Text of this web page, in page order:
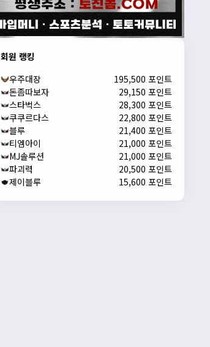
회원 랭킹
우주대장
195,500 포인트
돈좀따보자
29,150 포인트
스타벅스
28,300 포인트
쿠쿠르다스
22,800 포인트
블루
21,400 포인트
티엠아이
21,000 포인트
MJ솔루션
21,000 포인트
파괴력
20,500 포인트
제이블루
15,600 포인트